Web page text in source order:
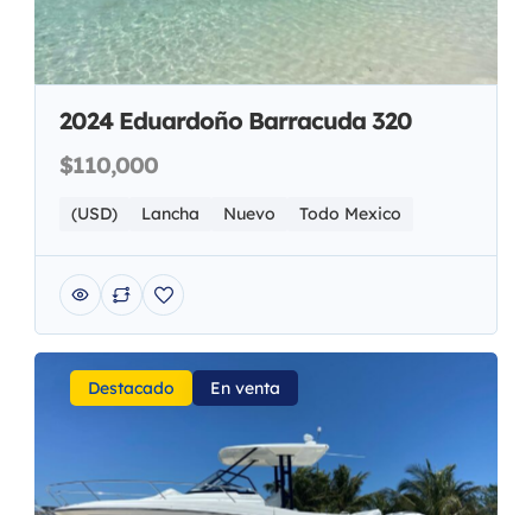
2024 Eduardoño Barracuda 320
$110,000
(USD) Lancha Nuevo Todo Mexico
Destacado En venta